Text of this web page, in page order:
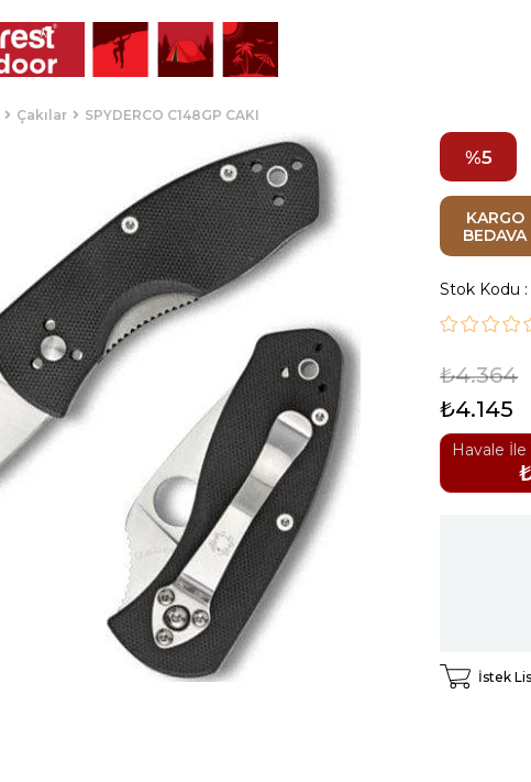
Çakılar SPYDERCO C148GP CAKI
5
KARGO
BEDAVA
Stok Kodu
₺4.364
₺4.145
Havale
İstek